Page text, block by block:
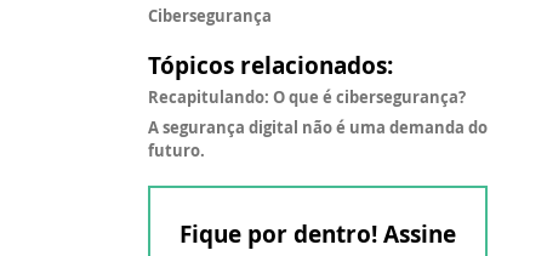
Cibersegurança
Tópicos relacionados:
Recapitulando: O que é cibersegurança?
A segurança digital não é uma demanda do
futuro.
Fique por dentro! Assine